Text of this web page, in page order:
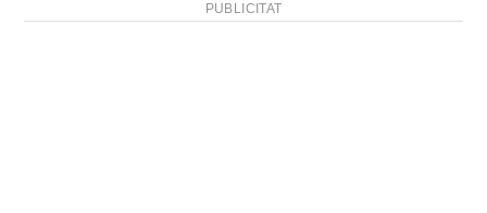
PUBLICITAT